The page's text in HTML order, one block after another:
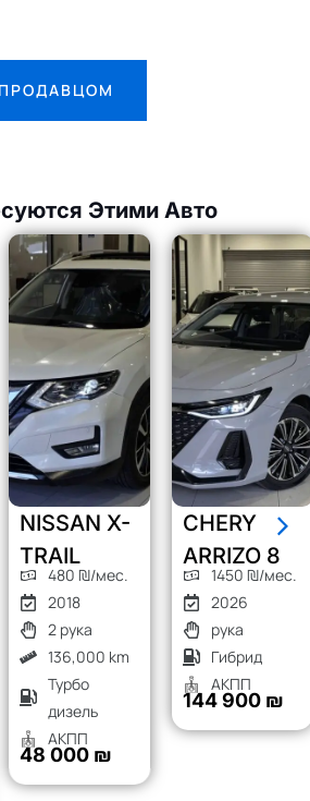
Этими Авто
NISSAN X-
TRAIL
480 ₪/мес.
2018
2 рука
136,000 km
Турбо
дизель
АКПП
48 000 ₪
CHERY
ARRIZO 8
1450 ₪/мес.
2026
рука
Гибрид
АКПП
144 900 ₪